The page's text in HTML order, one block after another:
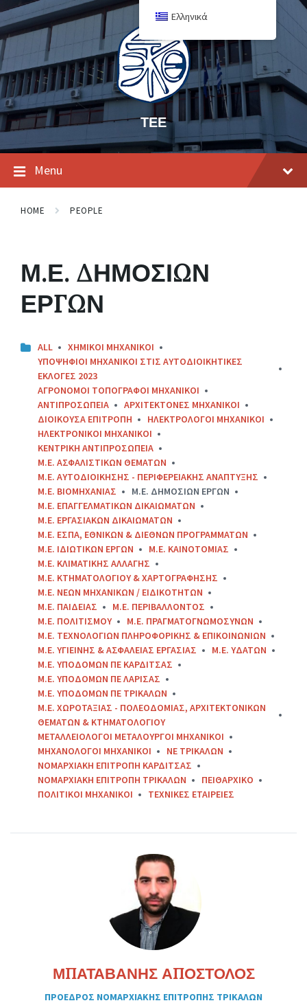
ΤΕΕ
Menu
HOME PEOPLE
Μ.Ε. ΔΗΜΟΣΙΩΝ
ΕΡΓΩΝ
ALL
XHMIKOI MHXANIKOI
YΠΟΨΗΦΙΟΙ ΜΗΧΑΝΙΚΟΙ ΣΤΙΣ ΑΥΤΟΔΙΟΙΚΗΤΙΚΕΣ
ΕΚΛΟΓΕΣ 2023
ΑΓΡΟΝΟΜΟΙ ΤΟΠΟΓΡΑΦΟΙ ΜΗΧΑΝΙΚΟΙ
ΑΝΤΙΠΡΟΣΩΠΕΙΑ
ΑΡΧΙΤΕΚΤΟΝΕΣ ΜΗΧΑΝΙΚΟΙ
ΔΙΟΙΚΟΥΣΑ ΕΠΙΤΡΟΠΗ
ΗΛΕΚΤΡΟΛΟΓΟΙ ΜΗΧΑΝΙΚΟΙ
ΗΛΕΚΤΡΟΝΙΚΟΙ ΜΗΧΑΝΙΚΟΙ
ΚΕΝΤΡΙΚΗ ΑΝΤΙΠΡΟΣΩΠΕΙΑ
Μ.Ε. ΑΣΦΑΛΙΣΤΙΚΩΝ ΘΕΜΑΤΩΝ
Μ.Ε. ΑΥΤΟΔΙΟΙΚΗΣΗΣ - ΠΕΡΙΦΕΡΕΙΑΚΗΣ ΑΝΑΠΤΥΞΗΣ
Μ.Ε. ΒΙΟΜΗΧΑΝΙΑΣ
Μ.Ε. ΔΗΜΟΣΙΩΝ ΕΡΓΩΝ
Μ.Ε. ΕΠΑΓΓΕΛΜΑΤΙΚΩΝ ΔΙΚΑΙΩΜΑΤΩΝ
Μ.Ε. ΕΡΓΑΣΙΑΚΩΝ ΔΙΚΑΙΩΜΑΤΩΝ
Μ.Ε. ΕΣΠΑ, ΕΘΝΙΚΩΝ & ΔΙΕΘΝΩΝ ΠΡΟΓΡΑΜΜΑΤΩΝ
Μ.Ε. ΙΔΙΩΤΙΚΩΝ ΕΡΓΩΝ
Μ.Ε. ΚΑΙΝΟΤΟΜΙΑΣ
Μ.Ε. ΚΛΙΜΑΤΙΚΗΣ ΑΛΛΑΓΗΣ
Μ.Ε. ΚΤΗΜΑΤΟΛΟΓΙΟΥ & ΧΑΡΤΟΓΡΑΦΗΣΗΣ
Μ.Ε. ΝΕΩΝ ΜΗΧΑΝΙΚΩΝ / ΕΙΔΙΚΟΤΗΤΩΝ
Μ.Ε. ΠΑΙΔΕΙΑΣ
Μ.Ε. ΠΕΡΙΒΑΛΛΟΝΤΟΣ
Μ.Ε. ΠΟΛΙΤΙΣΜΟΥ
Μ.Ε. ΠΡΑΓΜΑΤΟΓΝΩΜΟΣΥΝΩΝ
Μ.Ε. ΤΕΧΝΟΛΟΓΙΩΝ ΠΛΗΡΟΦΟΡΙΚΗΣ & ΕΠΙΚΟΙΝΩΝΙΩΝ
Μ.Ε. ΥΓΙΕΙΝΗΣ & ΑΣΦΑΛΕΙΑΣ ΕΡΓΑΣΙΑΣ
Μ.Ε. ΥΔΑΤΩΝ
Μ.Ε. ΥΠΟΔΟΜΩΝ ΠΕ ΚΑΡΔΙΤΣΑΣ
Μ.Ε. ΥΠΟΔΟΜΩΝ ΠΕ ΛΑΡΙΣΑΣ
Μ.Ε. ΥΠΟΔΟΜΩΝ ΠΕ ΤΡΙΚΑΛΩΝ
Μ.Ε. ΧΩΡΟΤΑΞΙΑΣ - ΠΟΛΕΟΔΟΜΙΑΣ, ΑΡΧΙΤΕΚΤΟΝΙΚΩΝ
ΘΕΜΑΤΩΝ & ΚΤΗΜΑΤΟΛΟΓΙΟΥ
ΜΕΤΑΛΛΕΙΟΛΟΓΟΙ ΜΕΤΑΛΟΥΡΓΟΙ ΜΗΧΑΝΙΚΟΙ
ΜΗΧΑΝΟΛΟΓΟΙ ΜΗΧΑΝΙΚΟΙ
ΝΕ ΤΡΙΚΑΛΩΝ
ΝΟΜΑΡΧΙΑΚΗ ΕΠΙΤΡΟΠΗ ΚΑΡΔΙΤΣΑΣ
ΝΟΜΑΡΧΙΑΚΗ ΕΠΙΤΡΟΠΗ ΤΡΙΚΑΛΩΝ
ΠΕΙΘΑΡΧΙΚΟ
ΠΟΛΙΤΙΚΟΙ ΜΗΧΑΝΙΚΟΙ
ΤΕΧΝΙΚΕΣ ΕΤΑΙΡΕΙΕΣ
ΜΠΑΤΑΒΑΝΗΣ ΑΠΟΣΤΟΛΟΣ
ΠΡΟΕΔΡΟΣ ΝΟΜΑΡΧΙΑΚΗΣ ΕΠΙΤΡΟΠΗΣ ΤΡΙΚΑΛΩΝ
Ελληνικά